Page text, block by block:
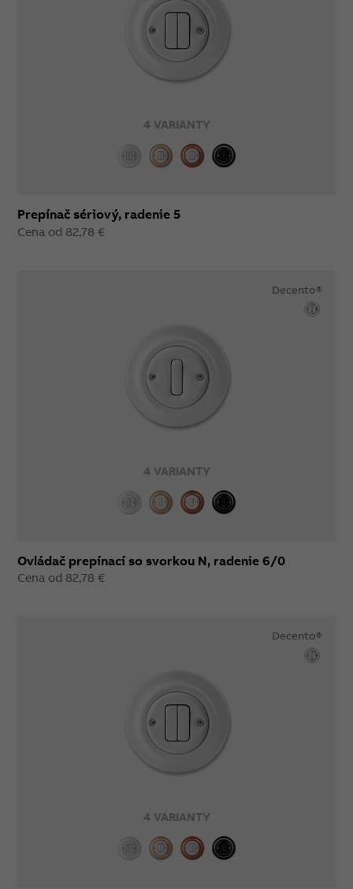
4 VARIANTY
Prepínač sériový, radenie 5
Cena od 82,78 €
4 VARIANTY
Decento®
Ovládač prepínací so svorkou N, radenie 6/0
Cena od 82,78 €
4 VARIANTY
Decento®